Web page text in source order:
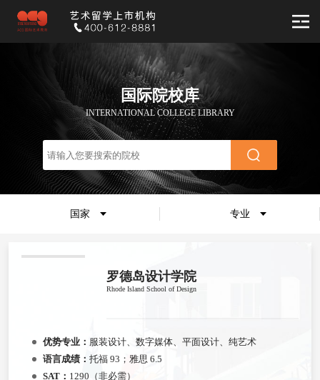
国际院校库
INTERNATIONAL COLLEGE LIBRARY
国家 专业
罗德岛设计学院
Rhode Island School of Design
优势专业： 服装设计、数字媒体、平面设计、纯艺术
语言成绩： 托福 93；雅思 6.5
SAT： 1290（非必需）